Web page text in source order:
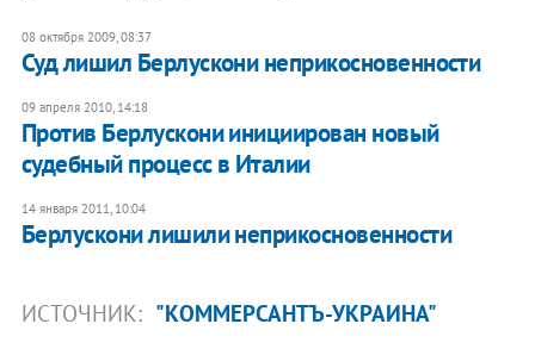
08 октября 2009, 08:37
Суд лишил Берлускони неприкосновенности
09 апреля 2010, 14:18
Против Берлускони инициирован новый
судебный процесс в Италии
14 января 2011, 10:04
Берлускони лишили неприкосновенности
ИСТОЧНИК: "КОММЕРСАНТЪ-УКРАИНА"